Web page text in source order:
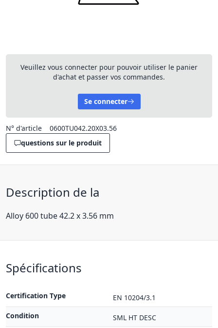
Veuillez vous connecter pour pouvoir utiliser le panier
d'achat et passer vos commandes.
Se connecter
N° d'article
0600TU042.20X03.56
questions sur le produit
Description de la
Alloy 600 tube 42.2 x 3.56 mm
Spécifications
Certification Type
EN 10204/3.1
Condition
SML HT DESC